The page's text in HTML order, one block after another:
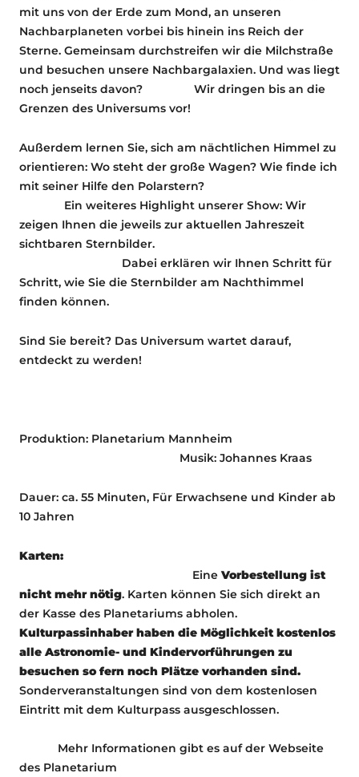
mit uns von der Erde zum Mond, an unseren
Nachbarplaneten vorbei bis hinein ins Reich der
Sterne. Gemeinsam durchstreifen wir die Milchstraße
und besuchen unsere Nachbargalaxien. Und was liegt
noch jenseits davon? Wir dringen bis an die
Grenzen des Universums vor!
Außerdem lernen Sie, sich am nächtlichen Himmel zu
orientieren: Wo steht der große Wagen? Wie finde ich
mit seiner Hilfe den Polarstern?
Ein weiteres Highlight unserer Show: Wir
zeigen Ihnen die jeweils zur aktuellen Jahreszeit
sichtbaren Sternbilder.
Dabei erklären wir Ihnen Schritt für
Schritt, wie Sie die Sternbilder am Nachthimmel
finden können.
Sind Sie bereit? Das Universum wartet darauf,
entdeckt zu werden!
Produktion: Planetarium Mannheim
Musik: Johannes Kraas
Dauer: ca. 55 Minuten, Für Erwachsene und Kinder ab
10 Jahren
Karten:
Eine Vorbestellung ist
nicht mehr nötig. Karten können Sie sich direkt an
der Kasse des Planetariums abholen.
Kulturpassinhaber haben die Möglichkeit kostenlos
alle Astronomie- und Kindervorführungen zu
besuchen so fern noch Plätze vorhanden sind.
Sonderveranstaltungen sind von dem kostenlosen
Eintritt mit dem Kulturpass ausgeschlossen.
Mehr Informationen gibt es auf der Webseite
des Planetarium